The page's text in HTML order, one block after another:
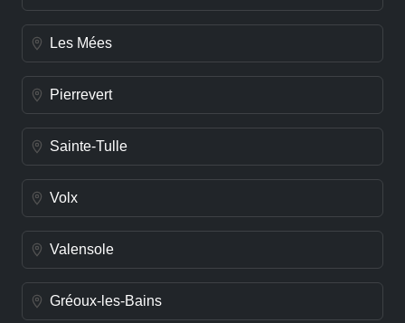
Les Mées
Pierrevert
Sainte-Tulle
Volx
Valensole
Gréoux-les-Bains